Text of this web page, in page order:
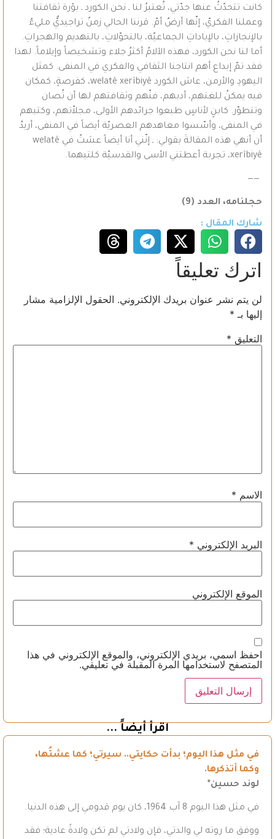
كانت تتحدّثُ عنها جدّتي، تُعتبرُ لنا ـ نحن الكورد ـ بؤرة ثقافتنا
وعملنا الفكريّ، إنّها أرضٌ أمّ. قرننا الحالي زمنٌ تراجيديٌّ مليءٌ
بالإنجازاتِ، بالإباداتِ الجماعيّة، بالتحوّلاتِ، بالتهديم والهجراتِ.
أما لنا نحن الكورد، فهذه الآلامُ أكثرُ جلاء وتشخيصاً وإيلاماً. لهذا
فقد تمّ إبداع أهم انتاجنا الثقافي والفكري في المنفى. كمثل
اليهودِ والأرمن، عاش الكورد welatê xerîbiyê، كفرصةٍ، كمكان
فيه يمكنُ للغتهم، أدبهم، فنّهم وثقافتهم لها أن تُصان
وتتطوّر. كابنٍ لأناسٍ طبعوا جرائدهم الأولى، مجلاّتهم، وكتبهم
في المنفى، وأسّسوا معاهدهم العصريّة أيضاً في المنفى، أريدُ
أن أنهي هذه المقالةَ بقولي: ـ إنّني أنا أيضاً عشتُ في welatê
xerîbiyê، تجربة أعطتني الأسى والقدسيّة كلتيهما.
——
حجلنامه، العدد (9)
شارك المقال :
اترك تعليقاً
لن يتم نشر عنوان بريدك الإلكتروني. الحقول الإلزامية مشار
إليها بـ *
التعليق *
الاسم *
البريد الإلكتروني *
الموقع الإلكتروني
احفظ اسمي، بريدي الإلكتروني، والموقع الإلكتروني في هذا
المتصفح لاستخدامها المرة المقبلة في تعليقي.
اقرأ أيضاً ...
في مثل هذا اليوم؛ بدأت حكايتي.. سيرتي؛ كما عشتُها،
وكما أتذكرها.
لوند حسين*
في مثل هذا اليوم 8 آب 1964، كان يوم قدومي إلى هذه الدنيا.
ووفق ما روته لي والدتي، فإن ولادتي لم تكن ولادةً عادية؛ فقد